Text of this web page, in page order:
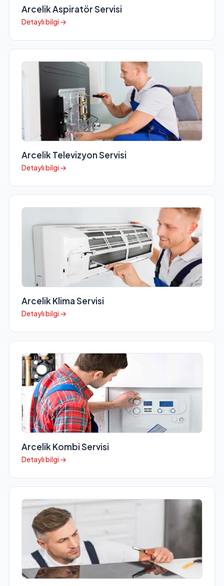
Arcelik Aspiratör Servisi
Detaylı bilgi →
Arcelik Televizyon Servisi
Detaylı bilgi →
Arcelik Klima Servisi
Detaylı bilgi →
Arcelik Kombi Servisi
Detaylı bilgi →